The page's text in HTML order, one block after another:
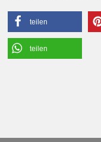
teilen
teilen